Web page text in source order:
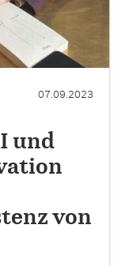
07.09.2023
und
von